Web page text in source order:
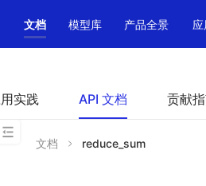
文档 模型库 产品全景
实践 API 文档 贡献
文档 reduce_sum